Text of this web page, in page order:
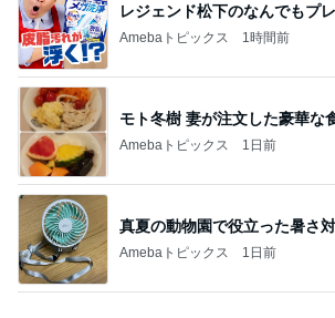
真夏の動物園で役立った暑さ
Amebaトピックス 1日前
東MAX 韓国の穴場で感動した
Amebaトピックス 1日前